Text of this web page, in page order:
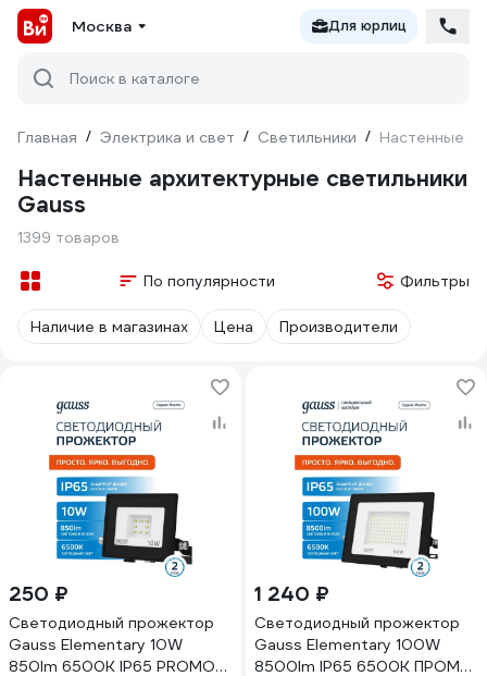
Москва Для юрлиц
Поиск в каталоге
Главная / Электрика и свет / Светильники / Настенные
Настенные архитектурные светильники
Gauss
1399 товаров
По популярности Фильтры
Наличие в магазинах Цена Производители
250 ₽
Светодиодный прожектор
Gauss Elementary 10W
850lm 6500К IP65 PROMO
1 240 ₽
Светодиодный прожектор
Gauss Elementary 100W
8500lm IP65 6500К ПРОМО